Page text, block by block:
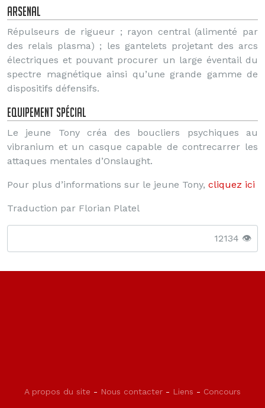
Arsenal
Répulseurs de rigueur ; rayon central (alimenté par
des relais plasma) ; les gantelets projetant des arcs
électriques et pouvant procurer un large éventail du
spectre magnétique ainsi qu’une grande gamme de
dispositifs défensifs.
Equipement spécial
Le jeune Tony créa des boucliers psychiques au
vibranium et un casque capable de contrecarrer les
attaques mentales d’Onslaught.
Pour plus d’informations sur le jeune Tony, cliquez ici
Traduction par Florian Platel
12134 👁️
A propos du site - Nous contacter - Liens - Concours